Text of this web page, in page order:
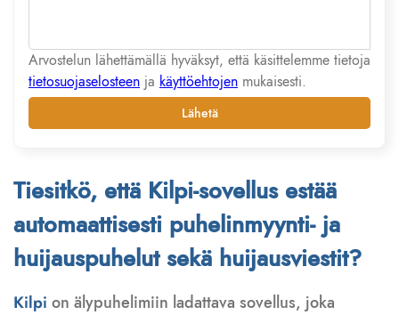
Arvostelun lähettämällä hyväksyt, että käsittelemme tietoja
tietosuojaselosteen ja käyttöehtojen mukaisesti.
Lähetä
Tiesitkö, että Kilpi-sovellus estää
automaattisesti puhelinmyynti- ja
huijauspuhelut sekä huijausviestit?
Kilpi on älypuhelimiin ladattava sovellus, joka